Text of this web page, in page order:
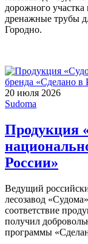
дорожного
дренажные трубы
Городно.
20 июля 2026
Sudoma
Продукция
России»
Ведущий
лесозавод
соответствие
получил
программы